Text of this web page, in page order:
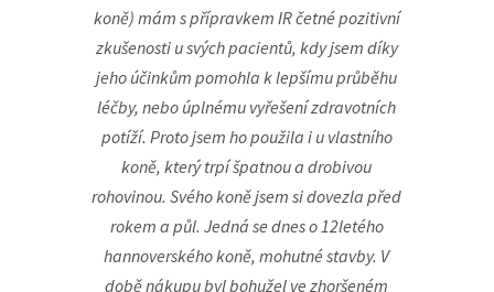
koně) mám s přípravkem IR četné pozitivní
zkušenosti u svých pacientů, kdy jsem díky
jeho účinkům pomohla k lepšímu průběhu
léčby, nebo úplnému vyřešení zdravotních
potíží. Proto jsem ho použila i u vlastního
koně, který trpí špatnou a drobivou
rohovinou. Svého koně jsem si dovezla před
rokem a půl. Jedná se dnes o 12letého
hannoverského koně, mohutné stavby. V
době nákupu byl bohužel ve zhoršeném